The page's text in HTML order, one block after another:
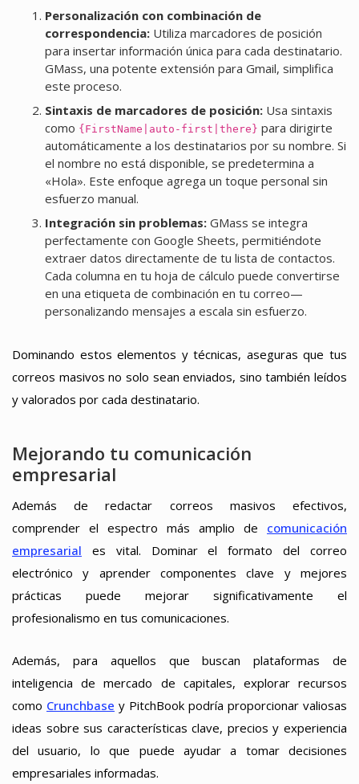
Personalización con combinación de
correspondencia:Utiliza marcadores de posición
para insertar información única para cada destinatario.
GMass, una potente extensión para Gmail, simplifica
este proceso.
Sintaxis de marcadores de posición:Usa sintaxis
como {FirstName|auto-first|there} para dirigirte
automáticamente a los destinatarios por su nombre. Si
el nombre no está disponible, se predetermina a
«Hola». Este enfoque agrega un toque personal sin
esfuerzo manual.
Integración sin problemas:GMass se integra
perfectamente con Google Sheets, permitiéndote
extraer datos directamente de tu lista de contactos.
Cada columna en tu hoja de cálculo puede convertirse
en una etiqueta de combinación en tu correo—
personalizando mensajes a escala sin esfuerzo.
Dominando estos elementos y técnicas, aseguras que tus
correos masivos no solo sean enviados, sino también leídos
y valorados por cada destinatario.
Mejorando tu comunicación
empresarial
Además de redactar correos masivos efectivos,
comprender el espectro más amplio de comunicación
empresarial es vital. Dominar el formato del correo
electrónico y aprender componentes clave y mejores
prácticas puede mejorar significativamente el
profesionalismo en tus comunicaciones.
Además, para aquellos que buscan plataformas de
inteligencia de mercado de capitales, explorar recursos
como Crunchbase y PitchBook podría proporcionar valiosas
ideas sobre sus características clave, precios y experiencia
del usuario, lo que puede ayudar a tomar decisiones
empresariales informadas.